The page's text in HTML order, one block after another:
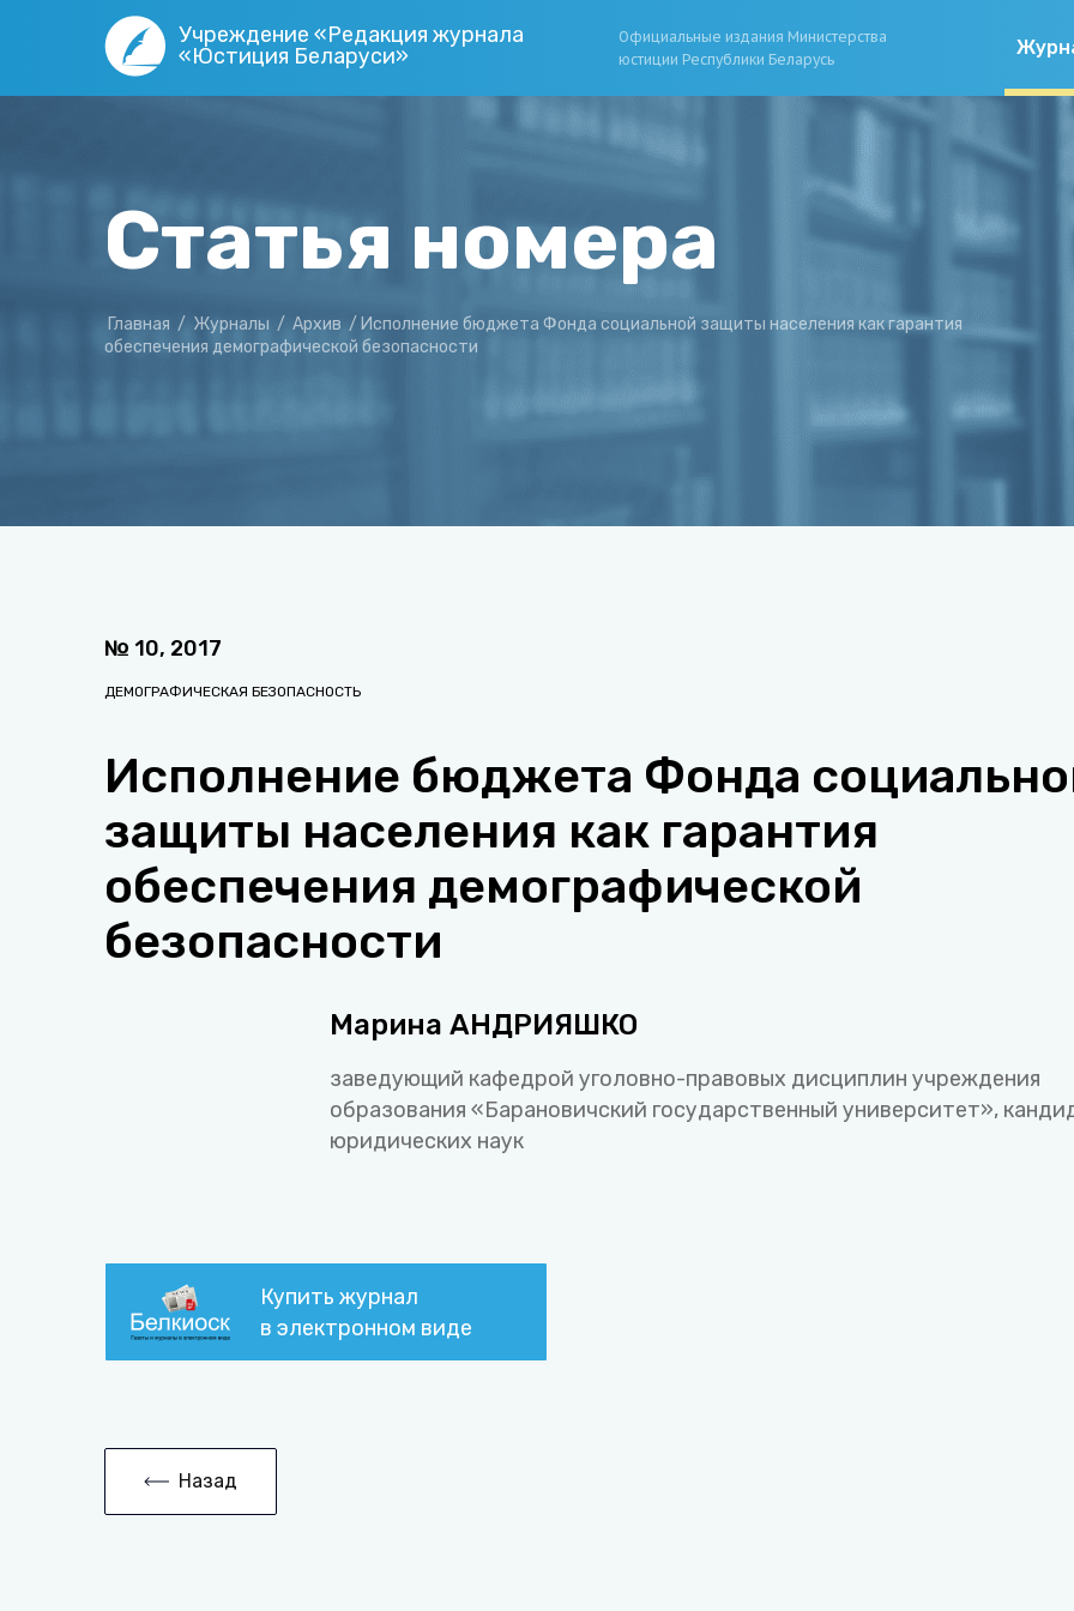
Учреждение «Редакция журнала
«Юстиция Беларуси»
Официальные издания Министерства
юстиции Республики Беларусь
Статья номера
Главная / Журналы / Архив / Исполнение бюджета Фонда социальной защиты населения как гарантия
обеспечения демографической безопасности
№ 10, 2017
ДЕМОГРАФИЧЕСКАЯ БЕЗОПАСНОСТЬ
Исполнение бюджета Фонда
защиты населения как гарантия
обеспечения демографической
безопасности
Марина АНДРИЯШКО
заведующий кафедрой уголовно-правовых дисциплин учреждения
образования «Барановичский государственный университет»,
юридических наук
Купить журнал
в электронном виде
Назад